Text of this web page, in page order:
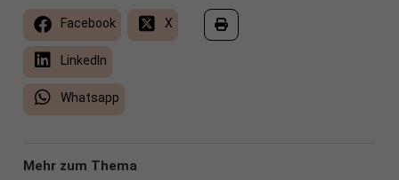
Facebook X
LinkedIn
Whatsapp
Mehr zum Thema